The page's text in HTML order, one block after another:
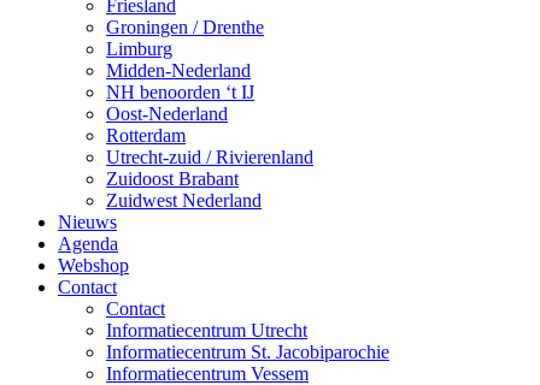
Friesland
Groningen / Drenthe
Limburg
Midden-Nederland
NH benoorden ‘t IJ
Oost-Nederland
Rotterdam
Utrecht-zuid / Rivierenland
Zuidoost Brabant
Zuidwest Nederland
Nieuws
Agenda
Webshop
Contact
Contact
Informatiecentrum Utrecht
Informatiecentrum St. Jacobiparochie
Informatiecentrum Vessem